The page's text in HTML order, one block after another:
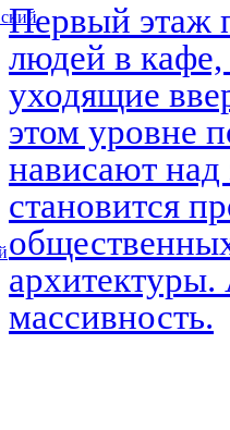
Первый этаж
людей в
уходящие
этом уровне
нависают
становится
архитектуры.
массивность.